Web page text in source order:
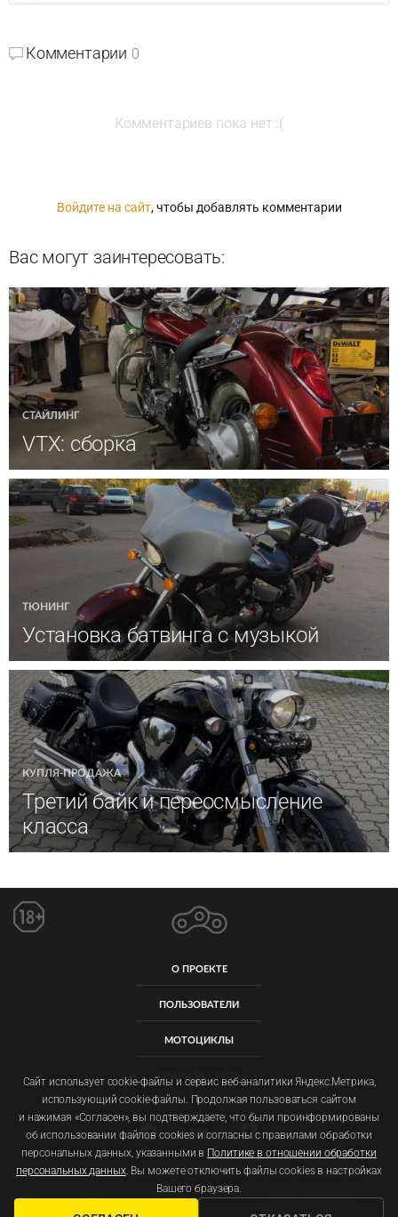
Комментарии 0
Комментариев пока нет :(
Войдите на сайт, чтобы добавлять комментарии
Вас могут заинтересовать:
СТАЙЛИНГ
VTX: сборка
ТЮНИНГ
Установка батвинга с музыкой
КУПЛЯ-ПРОДАЖА
Третий байк и переосмысление
класса
О ПРОЕКТЕ
ПОЛЬЗОВАТЕЛИ
МОТОЦИКЛЫ
ПРАВИЛА САЙТА
Пользовательское соглашениеПолитика обработки персональных данных
ООО «ОМОЙМОТ» ОГРН: 1257700092011 ИНН: 9719077129ADMIN@OMOIMOT.RU
Сайт использует cookie-файлы и сервис веб-аналитики Яндекс.Метрика,
использующий cookie-файлы. Продолжая пользоваться сайтом
и нажимая «Согласен», вы подтверждаете, что были проинформированы
об использовании файлов cookies и согласны с правилами обработки
персональных данных, указанными в Политике в отношении обработки
персональных данных. Вы можете отключить файлы cookies в настройках
Вашего браузера.